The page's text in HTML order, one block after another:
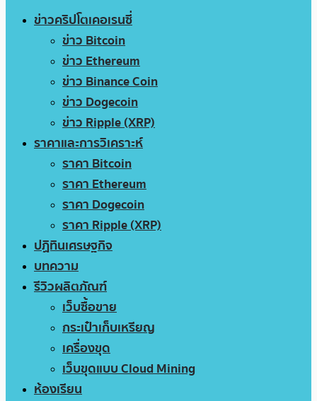
ข่าวคริปโตเคอเรนซี่
ข่าว Bitcoin
ข่าว Ethereum
ข่าว Binance Coin
ข่าว Dogecoin
ข่าว Ripple (XRP)
ราคาและการวิเคราะห์
ราคา Bitcoin
ราคา Ethereum
ราคา Dogecoin
ราคา Ripple (XRP)
ปฏิทินเศรษฐกิจ
บทความ
รีวิวผลิตภัณฑ์
เว็บซื้อขาย
กระเป๋าเก็บเหรียญ
เครื่องขุด
เว็บขุดแบบ Cloud Mining
ห้องเรียน